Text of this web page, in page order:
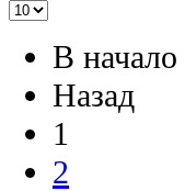
В начало
Назад
1
2